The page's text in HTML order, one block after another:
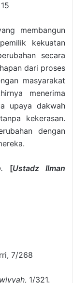
membangun
kekuatan
secara
dari proses
masyarakat
menerima
upaya dakwah
kekerasan.
dengan
[Ustadz Ilman
7/268
, 1/321.